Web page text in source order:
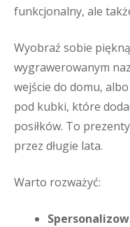
funkcjonalny, ale
Wyobraź sobie
wygrawerowanym
wejście do domu,
pod kubki, które
posiłków. To
przez długie lata.
Warto rozważyć: